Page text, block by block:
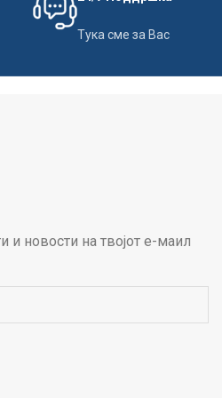
Тука сме за Вас
и новости на твојот е-маил